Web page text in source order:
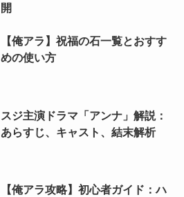
開
【俺アラ】祝福の石一覧とおすす
めの使い方
スジ主演ドラマ「アンナ」解説：
あらすじ、キャスト、結末解析
【俺アラ攻略】初心者ガイド：ハ